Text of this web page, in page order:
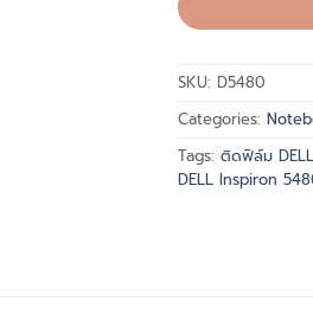
SKU: D5480
Categories:
Tags: ติดฟิล์ม
DELL Inspiron